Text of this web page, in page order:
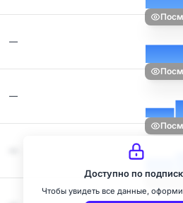
—
—
Доступно по
Чтобы увидеть все данные,